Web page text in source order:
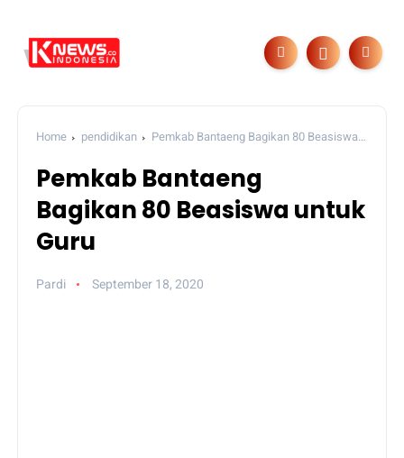
Home pendidikan
Pemkab Bantaeng Bagikan 80 Beasiswa
Pemkab Bantaeng
Bagikan 80 Beasiswa untuk
Guru
Pardi September 18, 2020